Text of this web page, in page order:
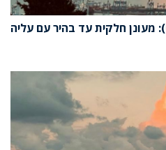
תחזית מזג האוויר(07/07/24): מעונן חלקית עד בהיר עם עליה